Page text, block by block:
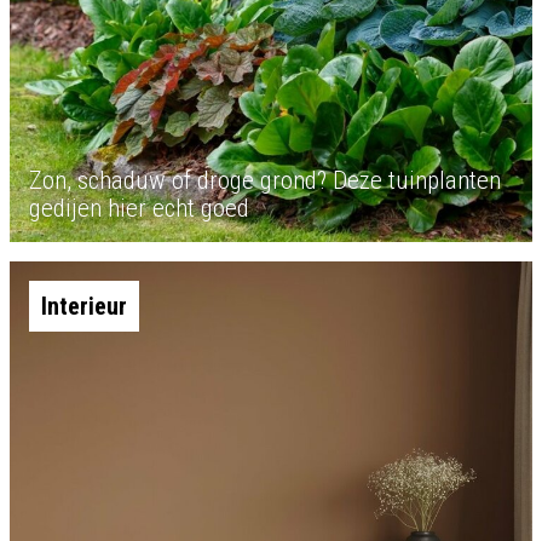
Zon, schaduw of droge grond? Deze tuinplanten
gedijen hier echt goed
Interieur